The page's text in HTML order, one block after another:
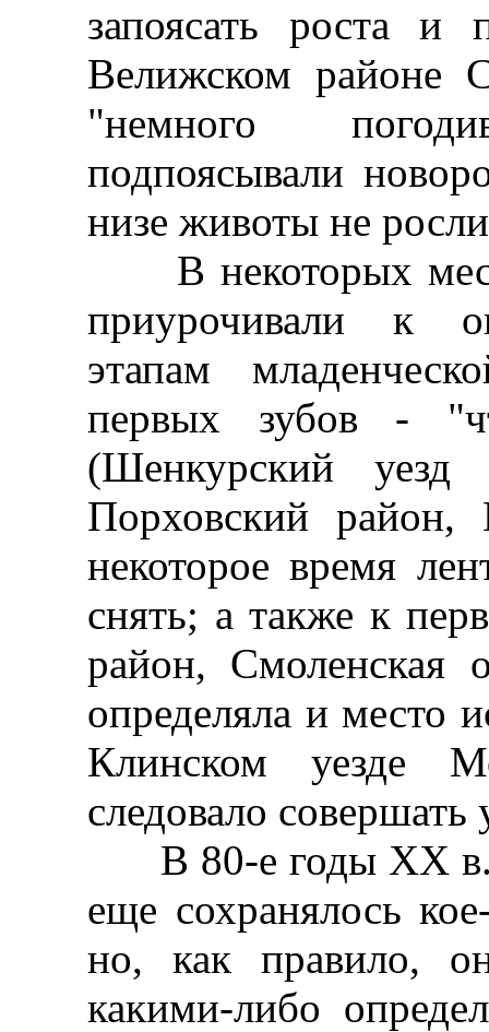
запоясать роста и
Велижском районе
"немного
подпоясывали
низе животы не
В некоторых
приурочивали к
этапам
первых зубов -
(Шенкурский уезд
Порховский район,
некоторое время
снять; а также к
район, Смоленская
определяла и место
Клинском уезде
следовало совершать
В 80-е годы XX в.
еще сохранялось
но, как правило,
какими-либо